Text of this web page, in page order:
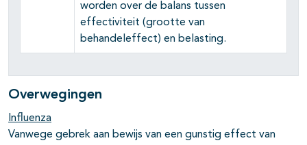
worden over de balans tussen
effectiviteit (grootte van
behandeleffect) en belasting.
Overwegingen
Influenza
Vanwege gebrek aan bewijs van een gunstig effect van